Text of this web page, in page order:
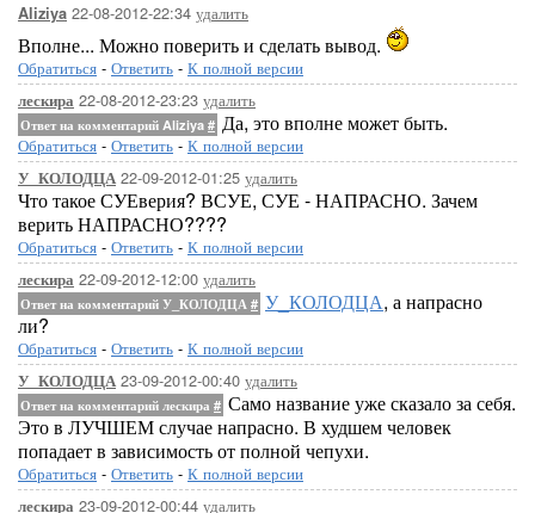
Aliziya 22-08-2012-22:34 удалить
Вполне... Можно поверить и сделать вывод.
Обратиться - Ответить - К полной версии
лескира 22-08-2012-23:23 удалить
Ответ на комментарий Aliziya # Да, это вполне может быть.
Обратиться - Ответить - К полной версии
У_КОЛОДЦА 22-09-2012-01:25 удалить
Что такое СУЕверия? ВСУЕ, СУЕ - НАПРАСНО. Зачем
верить НАПРАСНО????
Обратиться - Ответить - К полной версии
лескира 22-09-2012-12:00 удалить
Ответ на комментарий У_КОЛОДЦА # У_КОЛОДЦА, а напрасно
ли?
Обратиться - Ответить - К полной версии
У_КОЛОДЦА 23-09-2012-00:40 удалить
Ответ на комментарий лескира # Само название уже сказало за себя.
Это в ЛУЧШЕМ случае напрасно. В худшем человек
попадает в зависимость от полной чепухи.
Обратиться - Ответить - К полной версии
лескира 23-09-2012-00:44 удалить